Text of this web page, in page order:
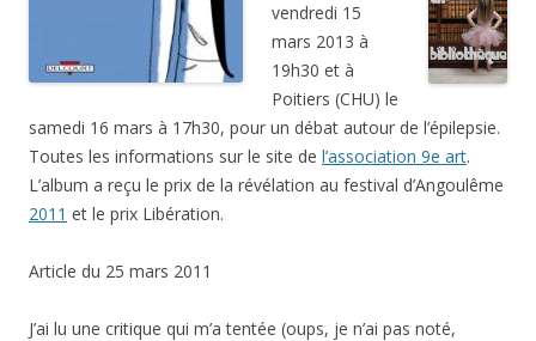
vendredi 15
mars 2013 à
19h30 et à
Poitiers (CHU) le
samedi 16 mars à 17h30, pour un débat autour de l’épilepsie.
Toutes les informations sur le site de l’association 9e art.
L’album a reçu le prix de la révélation au festival d’Angoulême
2011 et le prix Libération.
Article du 25 mars 2011
J’ai lu une critique qui m’a tentée (oups, je n’ai pas noté,